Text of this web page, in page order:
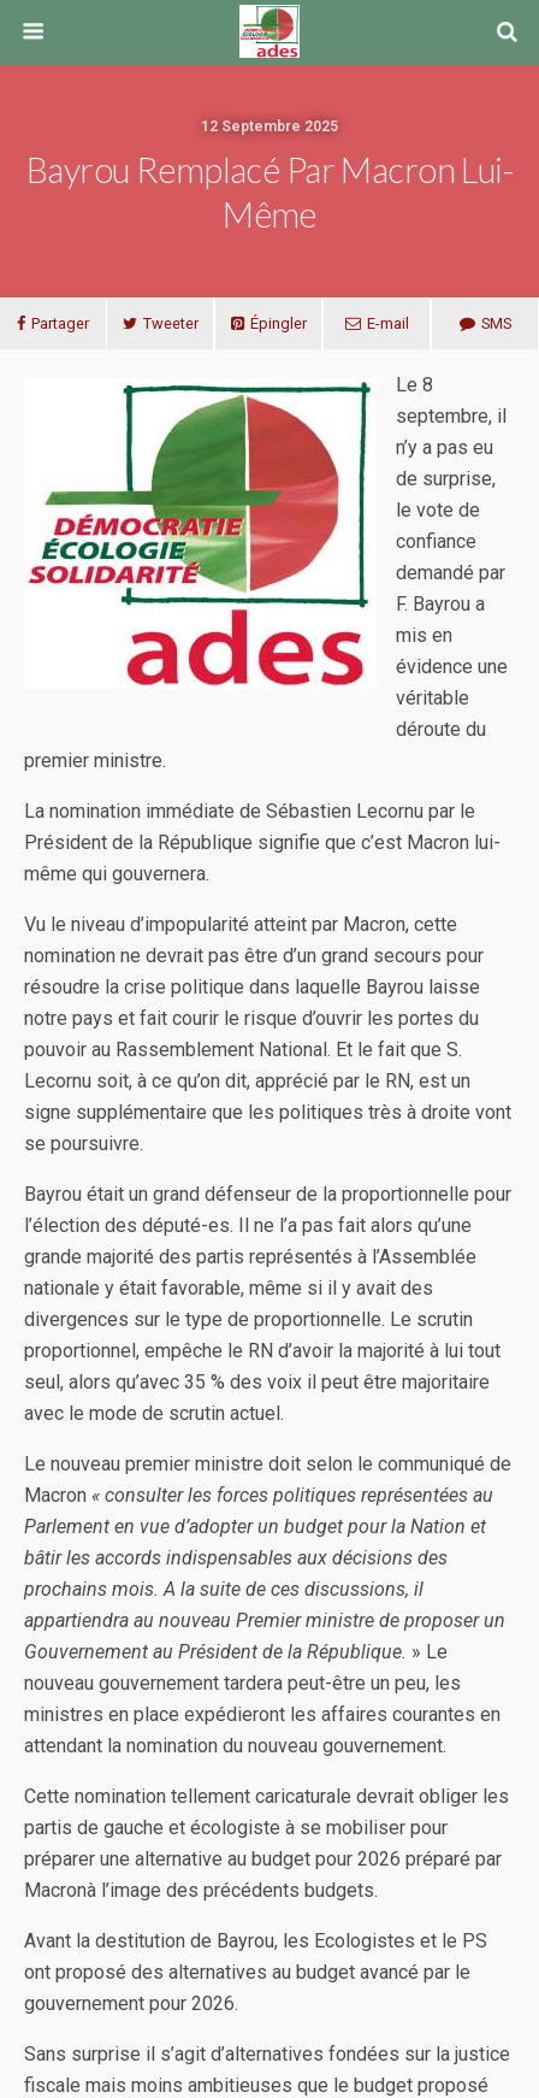
12 Septembre 2025
Bayrou Remplacé Par Macron Lui-
Même
Partager Tweeter Épingler E-mail SMS
Le 8
septembre, il
n’y a pas eu
de surprise,
le vote de
confiance
demandé par
F. Bayrou a
mis en
évidence une
véritable
déroute du
premier ministre.
La nomination immédiate de Sébastien Lecornu par le
Président de la République signifie que c’est Macron lui-
même qui gouvernera.
Vu le niveau d’impopularité atteint par Macron, cette
nomination ne devrait pas être d’un grand secours pour
résoudre la crise politique dans laquelle Bayrou laisse
notre pays et fait courir le risque d’ouvrir les portes du
pouvoir au Rassemblement National. Et le fait que S.
Lecornu soit, à ce qu’on dit, apprécié par le RN, est un
signe supplémentaire que les politiques très à droite vont
se poursuivre.
Bayrou était un grand défenseur de la proportionnelle pour
l’élection des député-es. Il ne l’a pas fait alors qu’une
grande majorité des partis représentés à l’Assemblée
nationale y était favorable, même si il y avait des
divergences sur le type de proportionnelle. Le scrutin
proportionnel, empêche le RN d’avoir la majorité à lui tout
seul, alors qu’avec 35 % des voix il peut être majoritaire
avec le mode de scrutin actuel.
Le nouveau premier ministre doit selon le communiqué de
Macron « consulter les forces politiques représentées au
Parlement en vue d’adopter un budget pour la Nation et
bâtir les accords indispensables aux décisions des
prochains mois. A la suite de ces discussions, il
appartiendra au nouveau Premier ministre de proposer un
Gouvernement au Président de la République. » Le
nouveau gouvernement tardera peut-être un peu, les
ministres en place expédieront les affaires courantes en
attendant la nomination du nouveau gouvernement.
Cette nomination tellement caricaturale devrait obliger les
partis de gauche et écologiste à se mobiliser pour
préparer une alternative au budget pour 2026 préparé par
Macronà l’image des précédents budgets.
Avant la destitution de Bayrou, les Ecologistes et le PS
ont proposé des alternatives au budget avancé par le
gouvernement pour 2026.
Sans surprise il s’agit d’alternatives fondées sur la justice
fiscale mais moins ambitieuses que le budget proposé